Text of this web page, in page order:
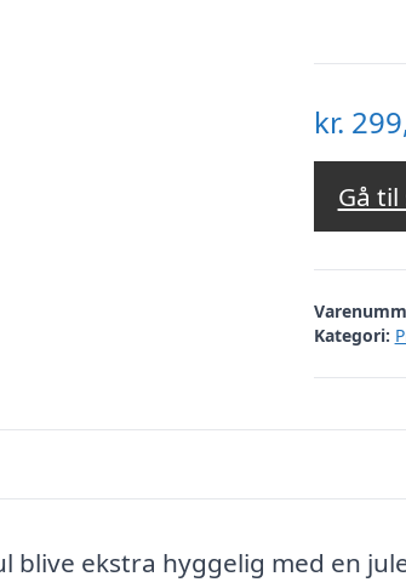
kr.
Gå
Kategori:
blive ekstra hyggelig med en